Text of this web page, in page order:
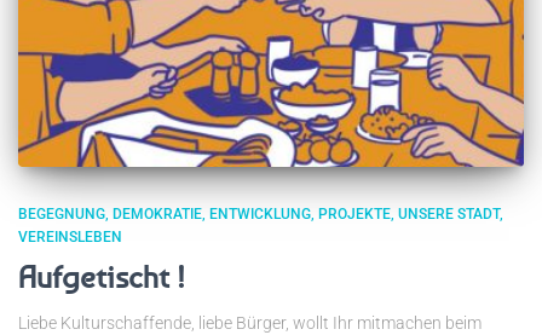
BEGEGNUNG DEMOKRATIE ENTWICKLUNG PROJEKTE UNSERE STADT
VEREINSLEBEN
Aufgetischt !
Liebe Kulturschaffende, liebe Bürger, wollt Ihr mitmachen beim